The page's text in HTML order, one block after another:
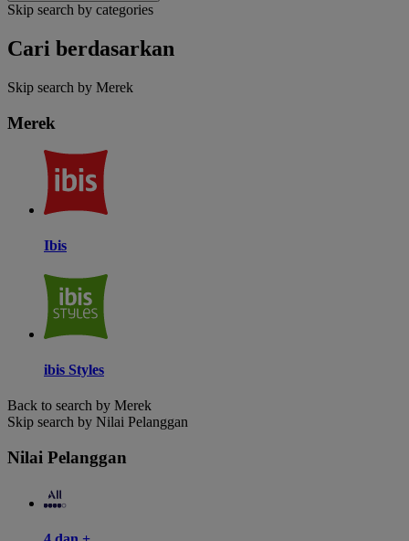
Skip search by categories
Cari berdasarkan
Skip search by Merek
Merek
Ibis
ibis Styles
Back to search by Merek
Skip search by Nilai Pelanggan
Nilai Pelanggan